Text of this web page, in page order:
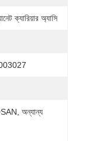
ক্যারিয়ার অ্যাসি
অন্যান্য